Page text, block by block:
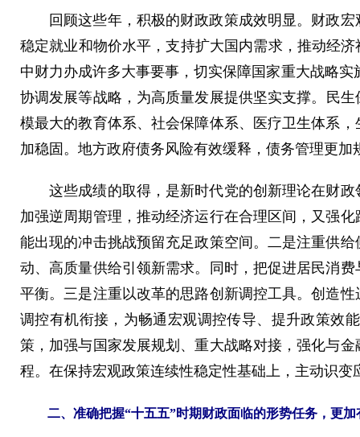
回顾这些年，积极的财政政策成效明显。财政宏
稳定就业和物价水平，支持扩大国内需求，推动经
中财力办成许多大事要事，切实保障国家重大战略
协调发展等战略，为高质量发展提供坚实支撑。民
模最大的教育体系、社会保障体系、医疗卫生体系
加稳固。地方政府债务风险有效缓释，债务管理更
这些成绩的取得，是新时代党的创新理论在财政
加强逆周期管理，推动经济运行在合理区间，又强
能出现的冲击挑战预留充足政策空间。二是注重供
动、高质量供给引领新需求。同时，把促进居民消
平衡。三是注重以改革的思路创新调控工具。创造
调控有机衔接，为畅通宏观调控传导、提升政策效
策，加强与国家发展规划、重大战略对接，强化与
程。在保持宏观政策连续性稳定性基础上，主动识
二、准确把握“十五五”时期财政面临的形势任务，更